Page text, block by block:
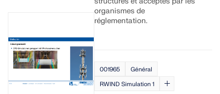
organismes de
réglementation.
001965
Général
RWIND Simulation 1